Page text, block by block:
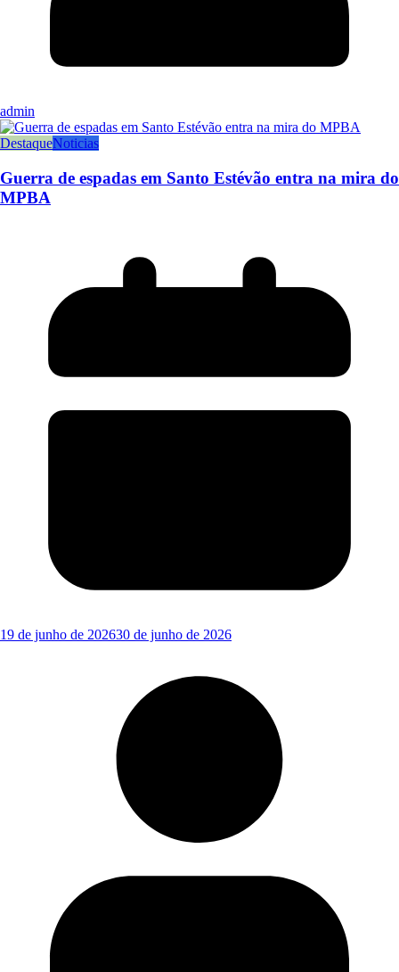
admin
DestaqueNoticias
Guerra de espadas em Santo Estévão entra na mira do
MPBA
19 de junho de 202630 de junho de 2026